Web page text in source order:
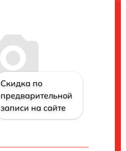
Скидка по
предварительной
записи на сайте